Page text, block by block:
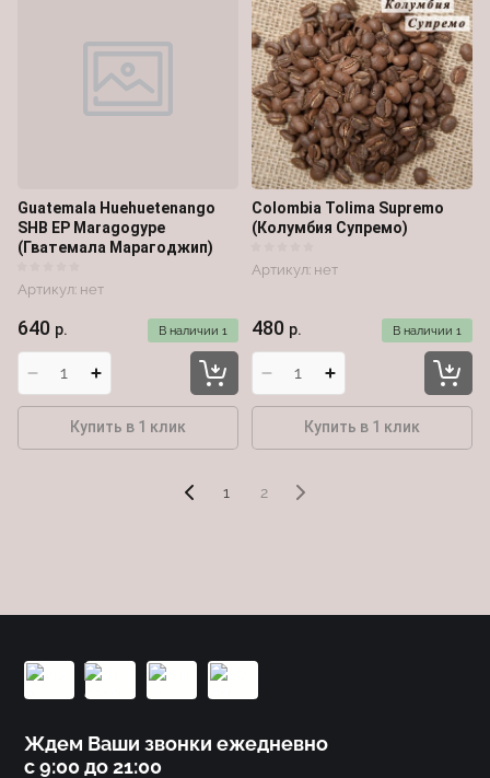
Guatemala Huehuetenango
SHB EP Maragogype
(Гватемала Марагоджип)
Артикул: нет
В наличии 1
640 р.
Купить в 1 клик
Colombia Tolima Supremo
(Колумбия Супремо)
Артикул: нет
В наличии 1
480 р.
Купить в 1 клик
1 2
Ждем Ваши звонки ежедневно
с 9:00 до 21:00